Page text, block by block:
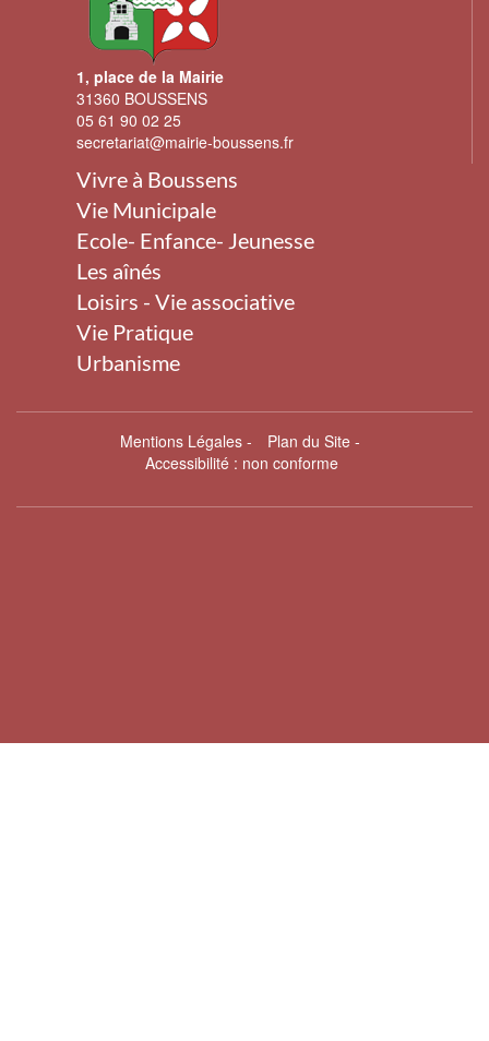
1, place de la Mairie
31360 BOUSSENS
05 61 90 02 25
secretariat@mairie-boussens.fr
Vivre à Boussens
Vie Municipale
Ecole- Enfance- Jeunesse
Les aînés
Loisirs - Vie associative
Vie Pratique
Urbanisme
Mentions Légales- Plan du Site-
Accessibilité : non conforme